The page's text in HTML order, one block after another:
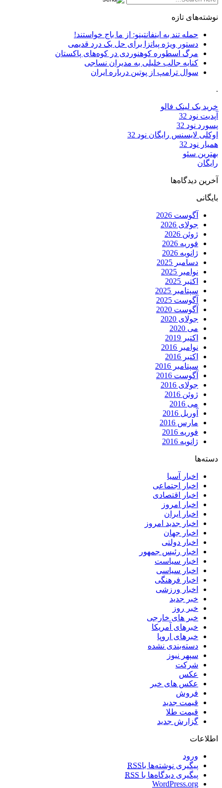
نوشته‌های تازه
حمله تند به اینفانتینو: از ما باج خواستند!
دستور ویژه پیاتزا برای حل یک درد قدیمی
مرگ اسطوره کوهنوردی در کوه‌های پاکستان
کنایه جالب خلیلی به مدیران نساجی
سوال ترامپ از پوتین درباره ایران
.
خرید بک لینک فالو
آپدیت نود 32
پسورد نود 32
اوکلی لایسنس رایگان نود 32
همیار نود 32
بهترین سئو
رایگان
آخرین دیدگاه‌ها
بایگانی
آگوست 2026
جولای 2026
ژوئن 2026
فوریه 2026
ژانویه 2026
دسامبر 2025
نوامبر 2025
اکتبر 2025
سپتامبر 2025
آگوست 2025
آگوست 2020
جولای 2020
می 2020
اکتبر 2019
نوامبر 2016
اکتبر 2016
سپتامبر 2016
آگوست 2016
جولای 2016
ژوئن 2016
می 2016
آوریل 2016
مارس 2016
فوریه 2016
ژانویه 2016
دسته‌ها
اخبار آسیا
اخبار اجتماعی
اخبار اقتصادی
اخبار امروز
اخبار ایران
اخبار جدید امروز
اخبار جهان
اخبار دولتی
اخبار رئیس جمهور
اخبار سیاست
اخبار سیاسی
اخبار فرهنگی
اخبار ورزشی
خبر جدید
خبر روز
خبر های خارجی
خبرهای آمریکا
خبرهای اروپا
دسته‌بندی نشده
سپهر نیوز
شرکت
عکس
عکس های خبر
فروش
قیمت جدید
قیمت طلا
گزارش جدید
اطلاعات
ورود
پیگیری نوشته‌ها باRSS
پیگیری دیدگاه‌ها با RSS
WordPress.org